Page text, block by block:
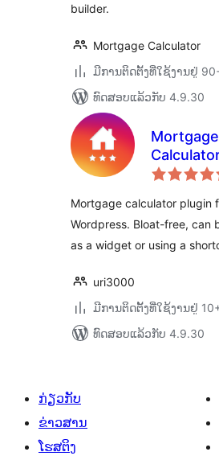
builder.
Mortgage Calculator
ມີການຕິດຕັ້ງທີ່ໃຊ້ງານຢູ່
ທົດສອບແລ້ວກັບ 4.9.30
Mortgage
Mortgage calculator plugin
Wordpress. Bloat-free, can
as a widget or using a
uri3000
ມີການຕິດຕັ້ງທີ່ໃຊ້ງານຢູ່
ທົດສອບແລ້ວກັບ 4.9.30
ກ່ຽວກັບ
ຂ່າວສານ
ໂຮສຕິງ